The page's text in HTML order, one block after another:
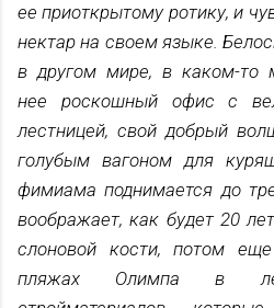
ееприоткрытому ротику, и
нектар на своем языке.
в другом мире, в каком-то
нее роскошный офис с
лестницей, свой добрый
голубым вагоном для
фимиама поднимается до
воображает, как будет 20
слоновой кости, потом
пляжах Олимпа в